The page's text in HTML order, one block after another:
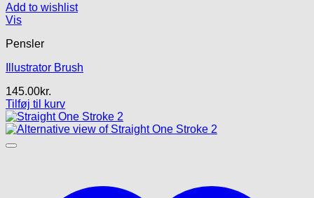
Add to wishlist
Vis
Pensler
Illustrator Brush
145.00kr.
Tilføj til kurv